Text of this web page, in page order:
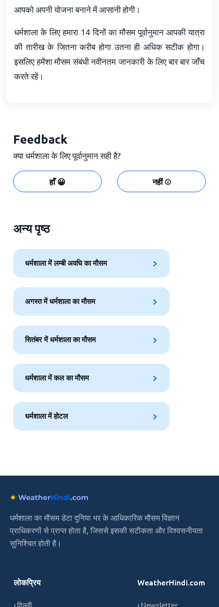
आपको अपनी योजना बनाने में आसानी होगी।
धर्मशाला के लिए हमारा 14 दिनों का मौसम पूर्वानुमान आपकी यात्रा
की तारीख के जितना करीब होगा उतना ही अधिक सटीक होगा।
इसलिए हमेंशा मौसम संबंधी नवीनतम जानकारी के लिए बार बार जाँच
करते रहें।
Feedback
क्या धर्मशाला के लिए पूर्वानुमान सही है?
हाँ 😀 नहीं ☹️
अन्य पृष्ठ
धर्मशाला में लम्बी अवधि का मौसम
अगस्त में धर्मशाला का मौसम
सितंबर में धर्मशाला का मौसम
धर्मशाला में कल का मौसम
धर्मशाला में होटल
धर्मशाला का मौसम डेटा दुनिया भर के आधिकारिक मौसम विज्ञान
प्राधिकरणों से प्राप्त होता है, जिससे इसकी सटीकता और विश्वसनीयता
सुनिश्चित होती है।
लोकप्रिय
› दिल्ली
WeatherHindi.com
› Newsletter